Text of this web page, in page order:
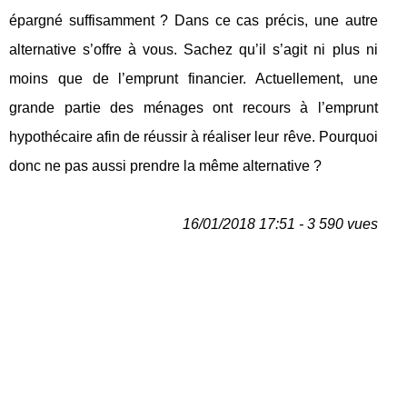
épargné suffisamment ? Dans ce cas précis, une autre
alternative s’offre à vous. Sachez qu’il s’agit ni plus ni
moins que de l’emprunt financier. Actuellement, une
grande partie des ménages ont recours à l’emprunt
hypothécaire afin de réussir à réaliser leur rêve. Pourquoi
donc ne pas aussi prendre la même alternative ?
16/01/2018 17:51 - 3 590 vues